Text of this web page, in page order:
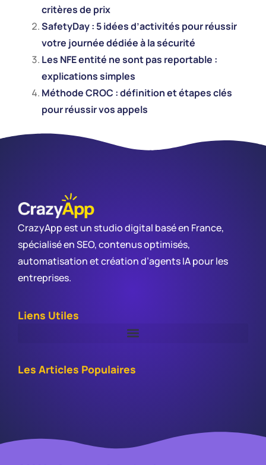
critères de prix
SafetyDay : 5 idées d’activités pour réussir
votre journée dédiée à la sécurité
Les NFE entité ne sont pas reportable :
explications simples
Méthode CROC : définition et étapes clés
pour réussir vos appels
CrazyApp est un studio digital basé en France,
spécialisé en SEO, contenus optimisés,
automatisation et création d’agents IA pour les
entreprises.
Liens Utiles
Les Articles Populaires